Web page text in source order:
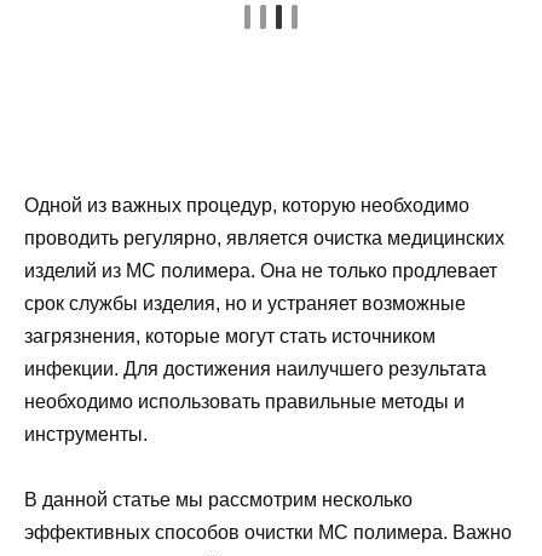
Одной из важных процедур, которую необходимо
проводить регулярно, является очистка медицинских
изделий из МС полимера. Она не только продлевает
срок службы изделия, но и устраняет возможные
загрязнения, которые могут стать источником
инфекции. Для достижения наилучшего результата
необходимо использовать правильные методы и
инструменты.
В данной статье мы рассмотрим несколько
эффективных способов очистки МС полимера. Важно